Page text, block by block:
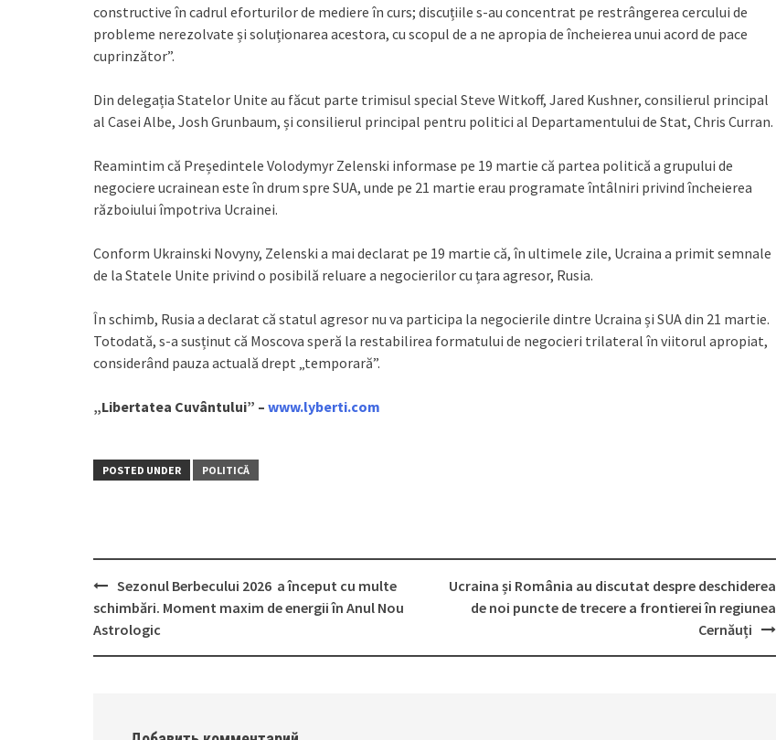
constructive în cadrul eforturilor de mediere în curs; discuțiile s-au concentrat pe restrângerea cercului de
probleme nerezolvate și soluționarea acestora, cu scopul de a ne apropia de încheierea unui acord de pace
cuprinzător”.
Din delegația Statelor Unite au făcut parte trimisul special Steve Witkoff, Jared Kushner, consilierul principal
al Casei Albe, Josh Grunbaum, și consilierul principal pentru politici al Departamentului de Stat, Chris Curran.
Reamintim că Președintele Volodymyr Zelenski informase pe 19 martie că partea politică a grupului de
negociere ucrainean este în drum spre SUA, unde pe 21 martie erau programate întâlniri privind încheierea
războiului împotriva Ucrainei.
Conform Ukrainski Novyny, Zelenski a mai declarat pe 19 martie că, în ultimele zile, Ucraina a primit semnale
de la Statele Unite privind o posibilă reluare a negocierilor cu țara agresor, Rusia.
În schimb, Rusia a declarat că statul agresor nu va participa la negocierile dintre Ucraina și SUA din 21 martie.
Totodată, s-a susținut că Moscova speră la restabilirea formatului de negocieri trilateral în viitorul apropiat,
considerând pauza actuală drept „temporară”.
„Libertatea Cuvântului” – www.lyberti.com
POSTED UNDER POLITICĂ
Post
navigation
Sezonul Berbecului 2026 a început cu multe
schimbări. Moment maxim de energii în Anul Nou
Astrologic
Ucraina și România au discutat despre deschiderea
de noi puncte de trecere a frontierei în regiunea
Cernăuți